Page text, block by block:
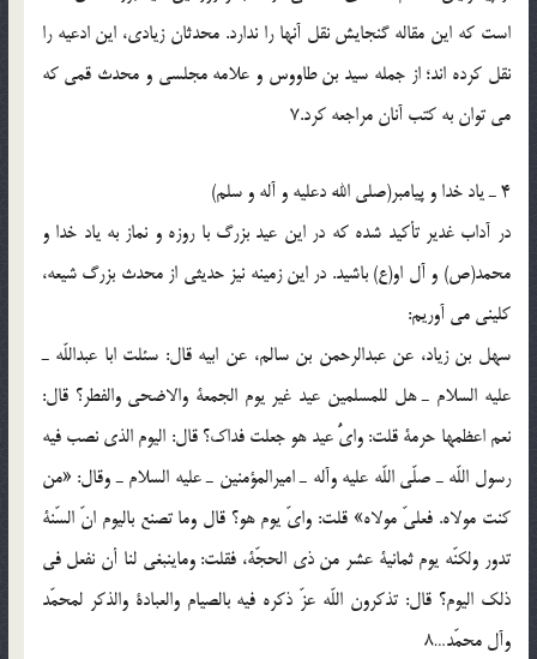
است که این مقاله گنجایش نقل آنها را ندارد. محدثان زیادی، این ادعیه را
نقل کرده اند؛ از جمله سید بن طاووس و علامه مجلسی و محدث قمی که
می توان به کتب آنان مراجعه کرد.7
4 ـ یاد خدا و پیامبر(صلی الله دعلیه و آله و سلم)
در آداب غدیر تأکید شده که در این عید بزرگ با روزه و نماز به یاد خدا و
محمد(ص) و آل او(ع) باشید. در این زمینه نیز حدیثی از محدث بزرگ شیعه،
کلینی می آوریم:
سهل بن زیاد، عن عبدالرحمن بن سالم، عن ابیه قال: سئلت ابا عبداللّه ـ
علیه السلام ـ هل للمسلمین عید غیر یوم الجمعة والاضحی والفطر؟ قال:
نعم اعظمها حرمة قلت: وایُّ عید هو جعلت فداک؟ قال: الیوم الذی نصب فیه
رسول اللّه ـ صلّی اللّه علیه وآله ـ امیرالمؤمنین ـ علیه السلام ـ وقال: «من
کنت مولاه. فعلیّ مولاه» قلت: وایّ یوم هو؟ قال وما تصنع بالیوم انّ السّنة
تدور ولکنّه یوم ثمانیة عشر من ذی الحجّة، فقلت: وماینبغی لنا أن نفعل فی
ذلک الیوم؟ قال: تذکرون اللّه عزّ ذکره فیه بالصیام والعبادة والذکر لمحمّد
وآل محمّد…8